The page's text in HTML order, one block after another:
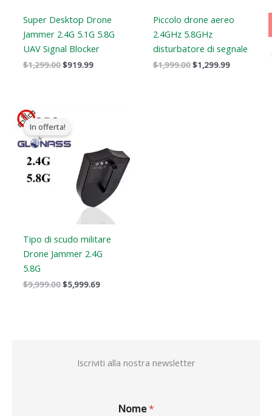
Super Desktop Drone
Jammer 2.4G 5.1G 5.8G
UAV Signal Blocker
$1,299.00$919.99
Piccolo drone aereo
2.4GHz 5.8GHz
disturbatore di segnale
$1,999.00$1,299.99
In offerta!
Tipo di scudo militare
Drone Jammer 2.4G
5.8G
$9,999.00
originale
era:
$9,999.00.
$5,999.69
$5,999.69.
Iscriviti alla nostra newsletter
Nome*